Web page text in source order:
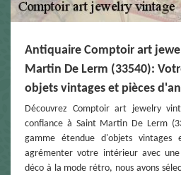
Antiquaire Comptoir art
Martin De Lerm (33540):
objets vintages et pièces
Découvrez Comptoir art jewelry
confiance à Saint Martin De Lerm
gamme étendue d'objets vintages
agrémenter votre intérieur avec
déco à la mode rétro, nous avons